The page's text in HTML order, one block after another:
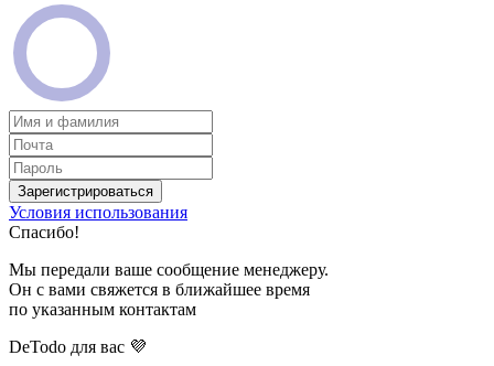
Зарегистрироваться
Условия использования
Спасибо!
Мы передали ваше сообщение менеджеру.
Он с вами свяжется в ближайшее время
по указанным контактам
DeTodo для вас 💜